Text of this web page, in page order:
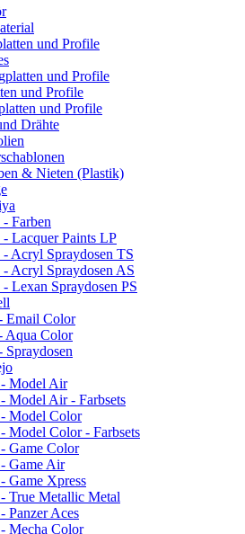
und Profile
und Profile
und Profile
und Profile
Drähte
& Nieten (Plastik)
Farben
- Lacquer Paints LP
- Acryl Spraydosen TS
- Acryl Spraydosen AS
Lexan Spraydosen PS
Email Color
Aqua Color
Spraydosen
Model Air
Model Air - Farbsets
Model Color
Model Color - Farbsets
Game Color
Game Air
Game Xpress
True Metallic Metal
Panzer Aces
Mecha Color